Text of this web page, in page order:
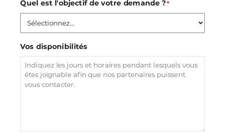
Quel est l'objectif de votre demande ?*
Vos disponibilités